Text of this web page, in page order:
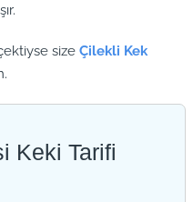
size Çilekli Kek
Keki Tarifi